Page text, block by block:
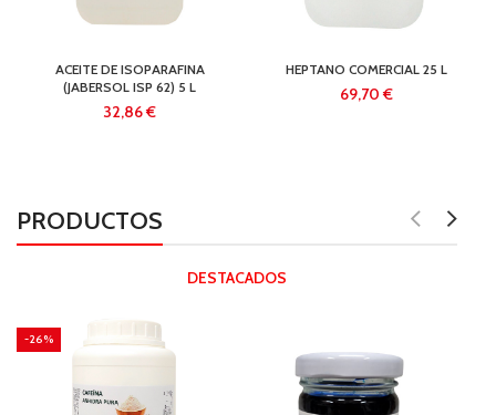
ACEITE DE ISOPARAFINA
(JABERSOL ISP 62) 5 L
€
HEPTANO COMERCIAL 25 L
€
PRODUCTOS
DESTACADOS
-26%